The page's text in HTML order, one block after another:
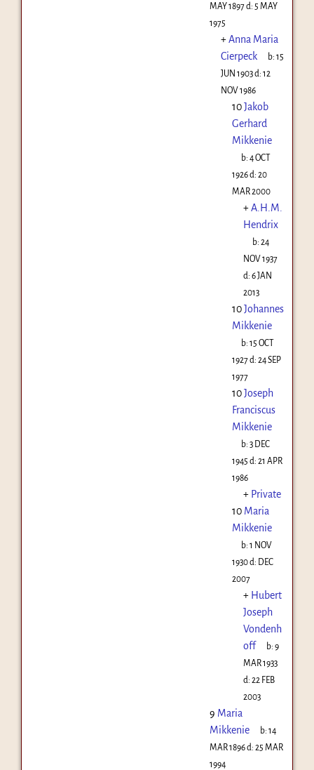
MAY 1897d: 5 MAY
1975
+Anna Maria
Cierpeck
b:15
JUN 1903d: 12
NOV 1986
10Jakob
Gerhard
Mikkenie
b:4 OCT
1926d: 20
MAR 2000
+A.H.M.
Hendrix
b:24
NOV 1937
d: 6 JAN
2013
10Johannes
Mikkenie
b:15 OCT
1927d: 24 SEP
1977
10Joseph
Franciscus
Mikkenie
b:3 DEC
1945 d: 21 APR
1986
+ Private
10 Maria
Mikkenie
b:1 NOV
1930d: DEC
2007
+ Hubert
Joseph
Vondenh
off
b:9
MAR 1933
d: 22 FEB
2003
9 Maria
Mikkenie
b:14
MAR 1896d: 25 MAR
1994